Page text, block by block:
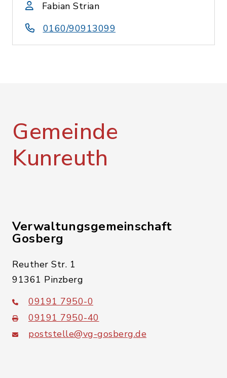
Fabian Strian
0160/90913099
Gemeinde
Kunreuth
Verwaltungsgemeinschaft
Gosberg
Reuther Str. 1
91361 Pinzberg
09191 7950-0
09191 7950-40
poststelle@vg-gosberg.de